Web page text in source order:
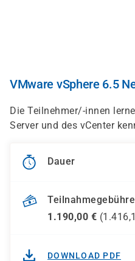
VMware vSphere 6.5
Die Teilnehmer/-innen
Server und des vCenter
Dauer
1.190,00 € (
DOWNLOAD PDF